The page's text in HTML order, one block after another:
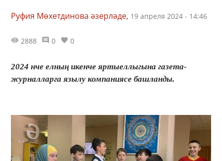
Руфия Мөхетдинова әзерләде, 19 апреля 2024 - 14:46
2888 0 0
2024 нче елның икенче яртыеллыгына газета-
журналларга язылу компаниясе башланды.